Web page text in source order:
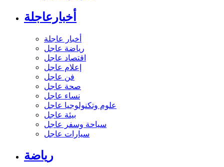
أخبارعاجلة
أخبار عاجلة
رياضة عاجل
اقتصاد عاجل
إعلام عاجل
فن عاجل
صحة عاجل
نساء عاجل
علوم وتكنولوجيا عاجل
بيئة عاجل
سياحة وسفر عاجل
سيارات عاجل
رياضة